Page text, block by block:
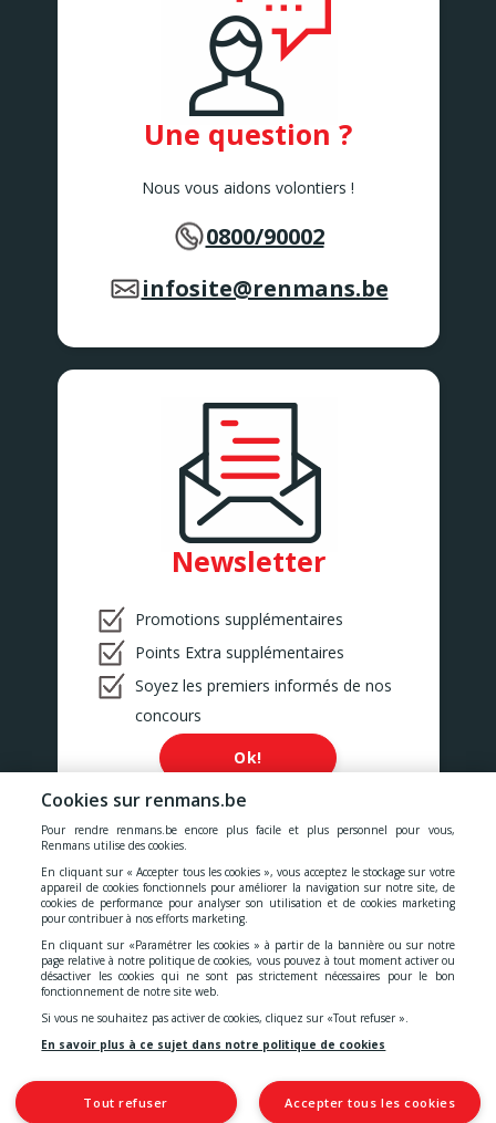
Une question ?
Nous vous aidons volontiers !
0800/90002
infosite@renmans.be
Newsletter
Promotions supplémentaires
Points Extra supplémentaires
Soyez les premiers informés de nos
concours
Ok!
Nos prix comprennent toutes les taxes, la TVA, les droits et les
services.
Cookies
- Confidentialité - Conditions générales
© 2026 S.A. Quality Meat Renmans
Place de Saint-Symphorien, 2
Cookies sur renmans.be
Pour rendre renmans.be encore plus facile et plus personnel pour vous,
Renmans utilise des cookies.
En cliquant sur « Accepter tous les cookies », vous acceptez le stockage sur votre
appareil de cookies fonctionnels pour améliorer la navigation sur notre site, de
cookies de performance pour analyser son utilisation et de cookies marketing
pour contribuer à nos efforts marketing.
En cliquant sur «Paramétrer les cookies » à partir de la bannière ou sur notre
page relative à notre politique de cookies, vous pouvez à tout moment activer ou
désactiver les cookies qui ne sont pas strictement nécessaires pour le bon
fonctionnement de notre site web.
Si vous ne souhaitez pas activer de cookies, cliquez sur «Tout refuser ».
En savoir plus à ce sujet dans notre politique de cookies
Accepter tous les cookies
Tout refuser